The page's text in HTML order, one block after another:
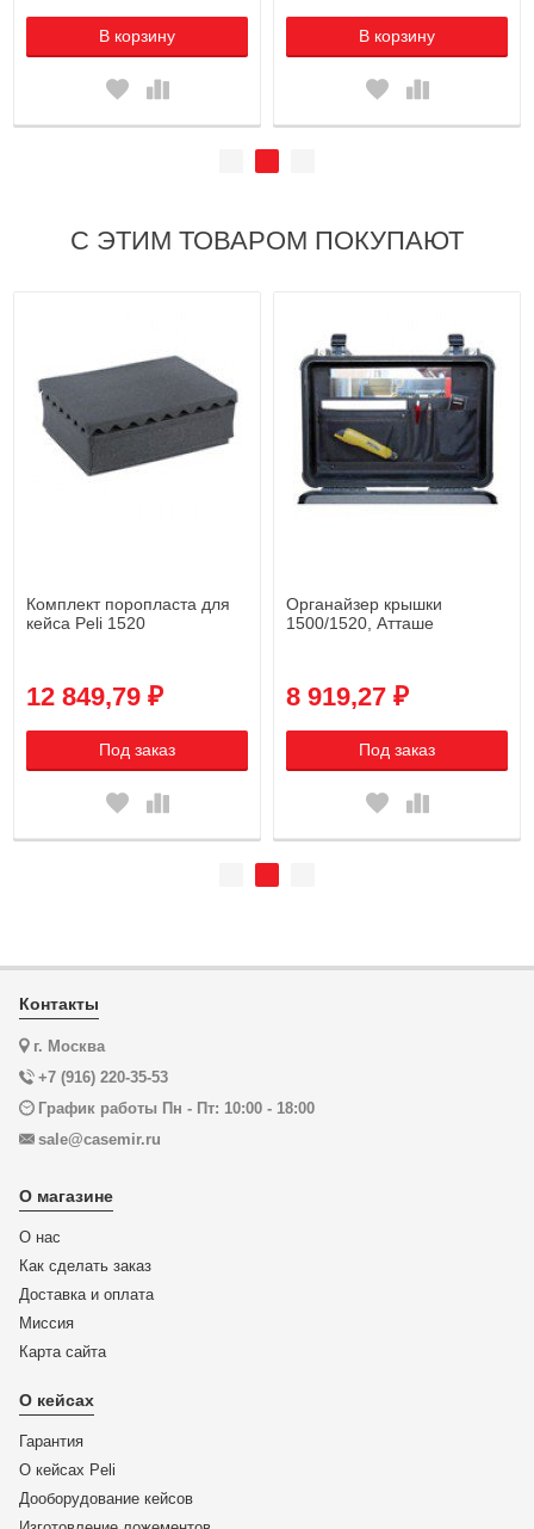
В корзину В корзину
С ЭТИМ ТОВАРОМ ПОКУПАЮТ
Комплект поропласта для
кейса Peli 1520
12 849,79 ₽
Под заказ
Органайзер крышки
1500/1520, Атташе
8 919,27 ₽
Под заказ
Контакты
г. Москва
+7 (916) 220-35-53
График работы Пн - Пт: 10:00 - 18:00
sale@casemir.ru
О магазине
О нас
Как сделать заказ
Доставка и оплата
Миссия
Карта сайта
О кейсах
Гарантия
О кейсах Peli
Дооборудование кейсов